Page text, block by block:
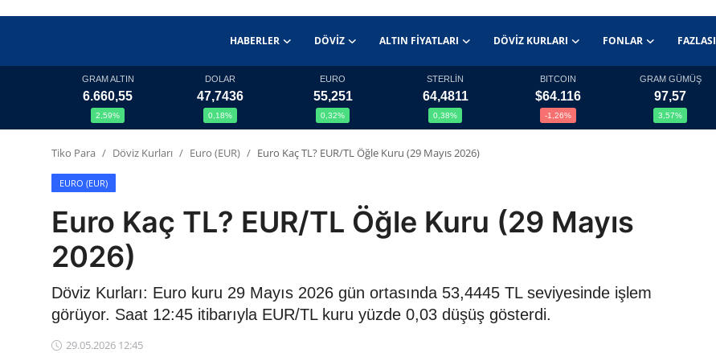
HABERLER DÖVIZ ALTIN FIYATLARI DÖVIZ KURLARI FONLAR FAZLASI
Altın Fiyatları
Döviz Kurları
Kripto Paralar
Çeviriciler
GRAM ALTIN
6.660,55
2,59%
DOLAR
47,7436
0,18%
EURO
55,251
0,32%
STERLİN
64,4811
0,38%
BITCOIN
$64.116
-1,26%
GRAM GÜMÜŞ
97,57
3,57%
Tiko Para Döviz Kurları Euro (EUR) Euro Kaç TL? EUR/TL Öğle Kuru (29 Mayıs 2026)
EURO (EUR)
Euro Kaç TL? EUR/TL Öğle Kuru (29 Mayıs
2026)
Döviz Kurları: Euro kuru 29 Mayıs 2026 gün ortasında 53,4445 TL seviyesinde işlem
görüyor. Saat 12:45 itibarıyla EUR/TL kuru yüzde 0,03 düşüş gösterdi.
29.05.2026 12:45